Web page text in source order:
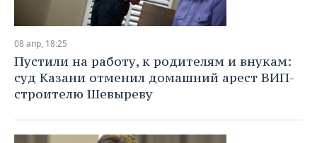
08 апр, 18:25
Пустили на работу, к родителям и внукам:
суд Казани отменил домашний арест ВИП-
строителю Шевыреву